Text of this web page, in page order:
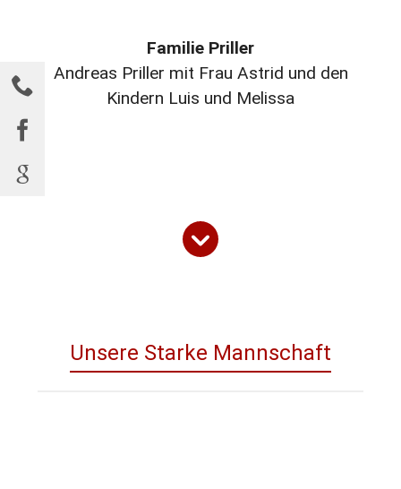
Familie Priller
Andreas Priller mit Frau Astrid und den
Kindern Luis und Melissa
Unsere Starke Mannschaft